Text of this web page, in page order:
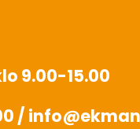
9.00-15.00
/